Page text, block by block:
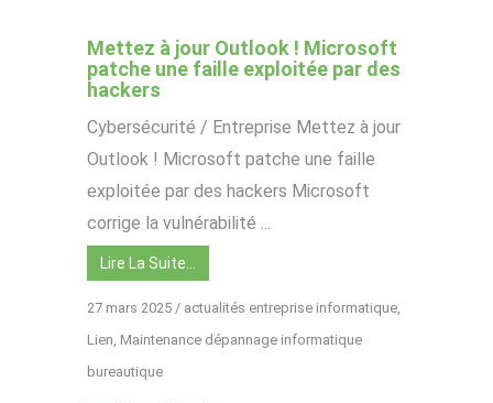
Mettez à jour Outlook ! Microsoft
patche une faille exploitée par des
hackers
Cybersécurité / Entreprise Mettez à jour
Outlook ! Microsoft patche une faille
exploitée par des hackers Microsoft
corrige la vulnérabilité ...
Lire La Suite…
27 mars 2025 / actualités entreprise informatique,
Lien, Maintenance dépannage informatique
bureautique